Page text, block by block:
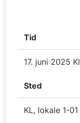
Tid
17. juni 2025
Sted
KL, lokale 1-